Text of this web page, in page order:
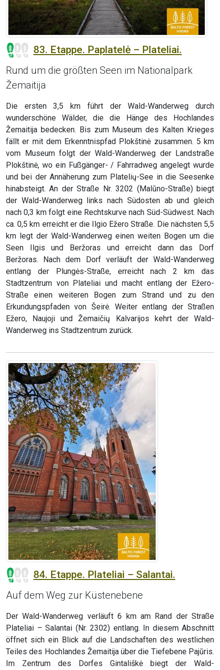
83. Etappe. Paplatelė – Plateliai.
Rund um die größten Seen im Nationalpark
Žemaitija
Die ersten 3,5 km führt der Wald-Wanderweg durch
wunderschöne Wälder, die die Hänge des Hochlandes
Žemaitija bedecken. Bis zum Museum des Kalten Krieges
fällt er mit dem Erkenntnispfad Plokštinė zusammen. 5 km
vom Museum folgt der Wald-Wanderweg der Landstraße
Plokštinė, wo ein Fußgänger- / Fahrradweg angelegt wurde
und bei der Annäherung zum Platelių-See in die Seesenke
hinabsteigt. An der Straße Nr. 3202 (Malūno-Straße) biegt
der Wald-Wanderweg links nach Südosten ab und gleich
nach 0,3 km folgt eine Rechtskurve nach Süd-Südwest. Nach
ca. 0,5 km erreicht er die Ilgio Ežero Straße. Die nächsten 5,5
km legt der Wald-Wanderweg einen weiten Bogen um die
Seen Ilgis und Beržoras und erreicht dann das Dorf
Beržoras. Nach dem Dorf verläuft der Wald-Wanderweg
entlang der Plungės-Straße, erreicht nach 2 km das
Stadtzentrum von Plateliai und macht entlang der Ežero-
Straße einen weiteren Bogen zum Strand und zu den
Erkundungspfaden von Šeirė. Weiter entlang der Straßen
Ežero, Naujoji und Žemaičių Kalvarijos kehrt der Wald-
Wanderweg ins Stadtzentrum zurück.
84. Etappe. Plateliai – Salantai.
Auf dem Weg zur Küstenebene
Der Wald-Wanderweg verläuft 6 km am Rand der Straße
Plateliai – Salantai (Nr. 2302) entlang. In diesem Abschnitt
öffnet sich ein Blick auf die Landschaften des westlichen
Teiles des Hochlandes Žemaitija über die Tiefebene Pajūris.
Im Zentrum des Dorfes Gintališkė biegt der Wald-